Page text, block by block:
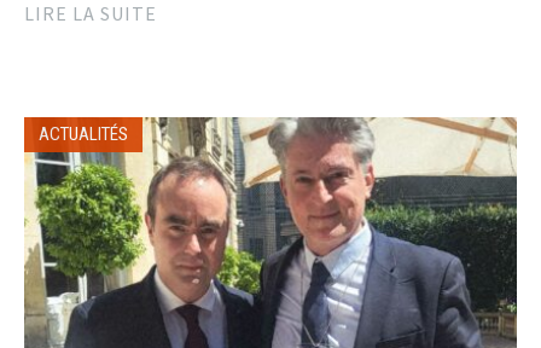
LIRE LA SUITE
ACTUALITÉS